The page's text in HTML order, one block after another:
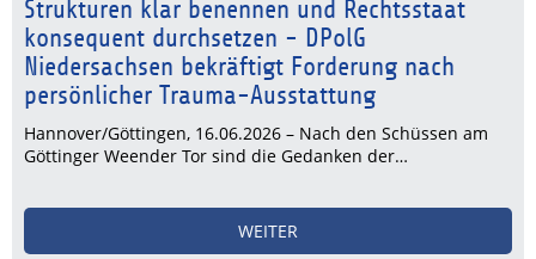
Strukturen klar benennen und Rechtsstaat
konsequent durchsetzen - DPolG
Niedersachsen bekräftigt Forderung nach
persönlicher Trauma-Ausstattung
Hannover/Göttingen, 16.06.2026 – Nach den Schüssen am
Göttinger Weender Tor sind die Gedanken der…
WEITER